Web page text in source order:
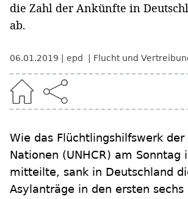
die Zahl der Ankünfte in
ab.
06.01.2019 epd Flucht und
Wie das Flüchtlingshilfswerk der
Nationen (UNHCR) am Sonntag
mitteilte, sank in Deutschland
Asylanträge in den ersten sechs